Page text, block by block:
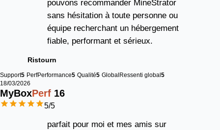
pouvons recommander MineStrator
sans hésitation à toute personne ou
équipe recherchant un hébergement
fiable, performant et sérieux.
Ristourn
Support5 PerfPerformance5 Qualité5 GlobalRessenti global5
18/03/2026
MyBoxPerf 16
5/5
parfait pour moi et mes amis sur